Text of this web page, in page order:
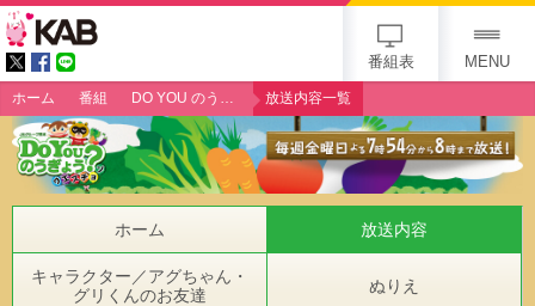
番組表 MENU
ホーム 番組 DO YOU のうぎょう？クエスチョン 放送内容一覧
ホーム 放送内容
キャラクター／アグちゃん・
グリくんのお友達
ぬりえ